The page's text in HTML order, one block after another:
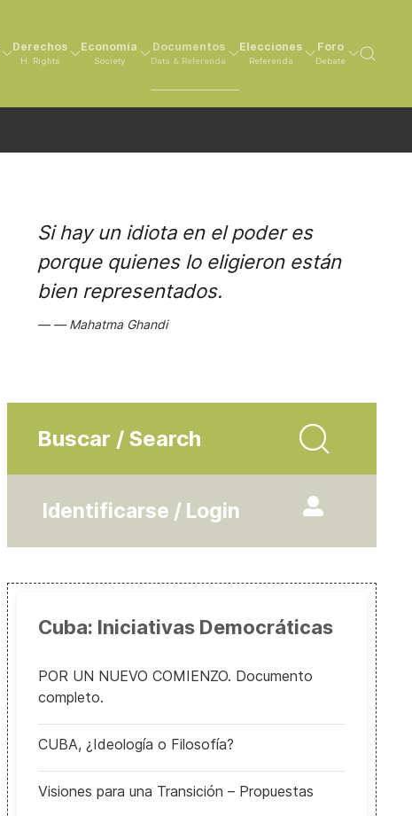
Derechos
H. Rights
Economía
Society
Documentos
Data & Referenda
Elecciones
Referenda
Foro
Debate
Si hay un idiota en el poder es
porque quienes lo eligieron están
bien representados.
Mahatma Ghandi
Buscar / Search
Identificarse / Login
Cuba: Iniciativas Democráticas
POR UN NUEVO COMIENZO. Documento
completo.
CUBA, ¿Ideología o Filosofía?
Visiones para una Transición – Propuestas